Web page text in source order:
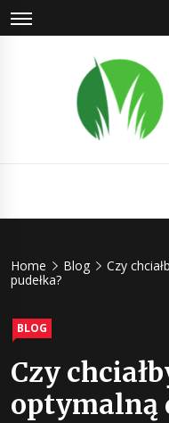
Skip
to
Home Blog
Czy
pudełka?
BLOG
Czy
optymalną